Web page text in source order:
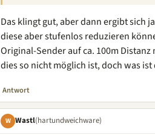
Das klingt gut, aber dann ergibt sich
diese aber stufenlos reduzieren
Original-Sender auf ca. 100m
dies so nicht möglich ist, doch was ist
Antwort
W Wastl(hartundweichware)